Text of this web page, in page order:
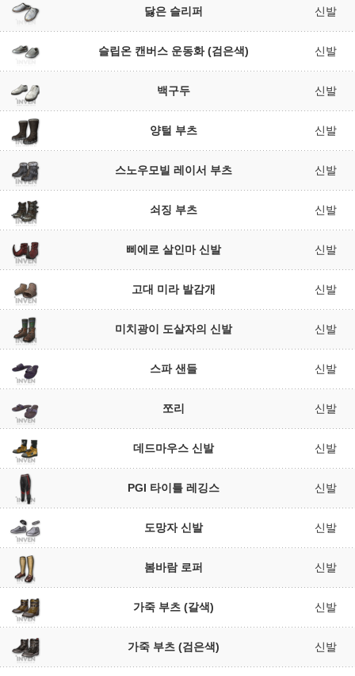
닳은 슬리퍼 신발
슬립온 캔버스 운동화 (검은색) 신발
백구두 신발
양털 부츠 신발
스노우모빌 레이서 부츠 신발
쇠징 부츠 신발
삐에로 살인마 신발 신발
고대 미라 발감개 신발
미치광이 도살자의 신발 신발
스파 샌들 신발
쪼리 신발
데드마우스 신발 신발
PGI 타이틀 레깅스 신발
도망자 신발 신발
봄바람 로퍼 신발
가죽 부츠 (갈색) 신발
가죽 부츠 (검은색) 신발